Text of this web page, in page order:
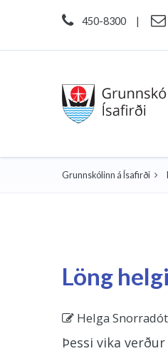
450-8300 |
Grunnskólinn á Ísafirði
Löng
Helga
Þessi vika